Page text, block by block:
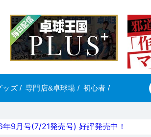
ッズ/ 専門店&卓球場 / 初心者 /
9月号(7/21発売号) 好評発売中！